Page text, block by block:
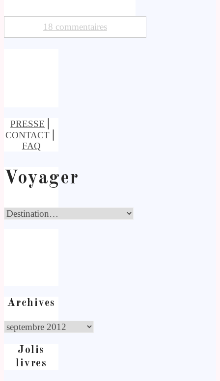
18 commentaires
PRESSE
CONTACT
FAQ
Voyager
Archives
Jolis
livres